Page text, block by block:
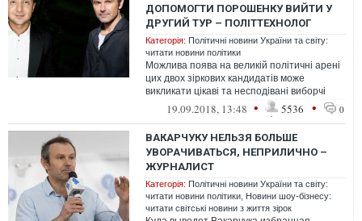
ДОПОМОГТИ ПОРОШЕНКУ ВИЙТИ У
ДРУГИЙ ТУР – ПОЛІТТЕХНОЛОГ
Категорія: Політичні новини України та світу:
читати новини політики
Можлива поява на великій політичні арені
цих двох зіркових кандидатів може
викликати цікаві та несподівані виборчі
кульбіти. Про це в ексклюзивному ко...
19.09.2018, 13:48 • 5536 • 0
ВАКАРЧУКУ НЕЛЬЗЯ БОЛЬШЕ
УВОРАЧИВАТЬСЯ, НЕПРИЛИЧНО –
ЖУРНАЛИСТ
Категорія: Політичні новини України та світу:
читати новини політики Новини шоу-бізнесу:
читати світські новини з життя зірок